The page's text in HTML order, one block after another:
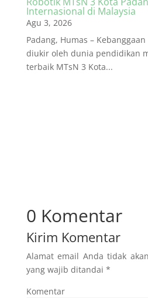
Internasional di Malaysia
Agu 3, 2026
Padang, Humas –
diukir oleh dunia pendidikan
terbaik MTsN 3 Kota...
0 Komentar
Kirim Komentar
Alamat email Anda tidak
yang wajib ditandai *